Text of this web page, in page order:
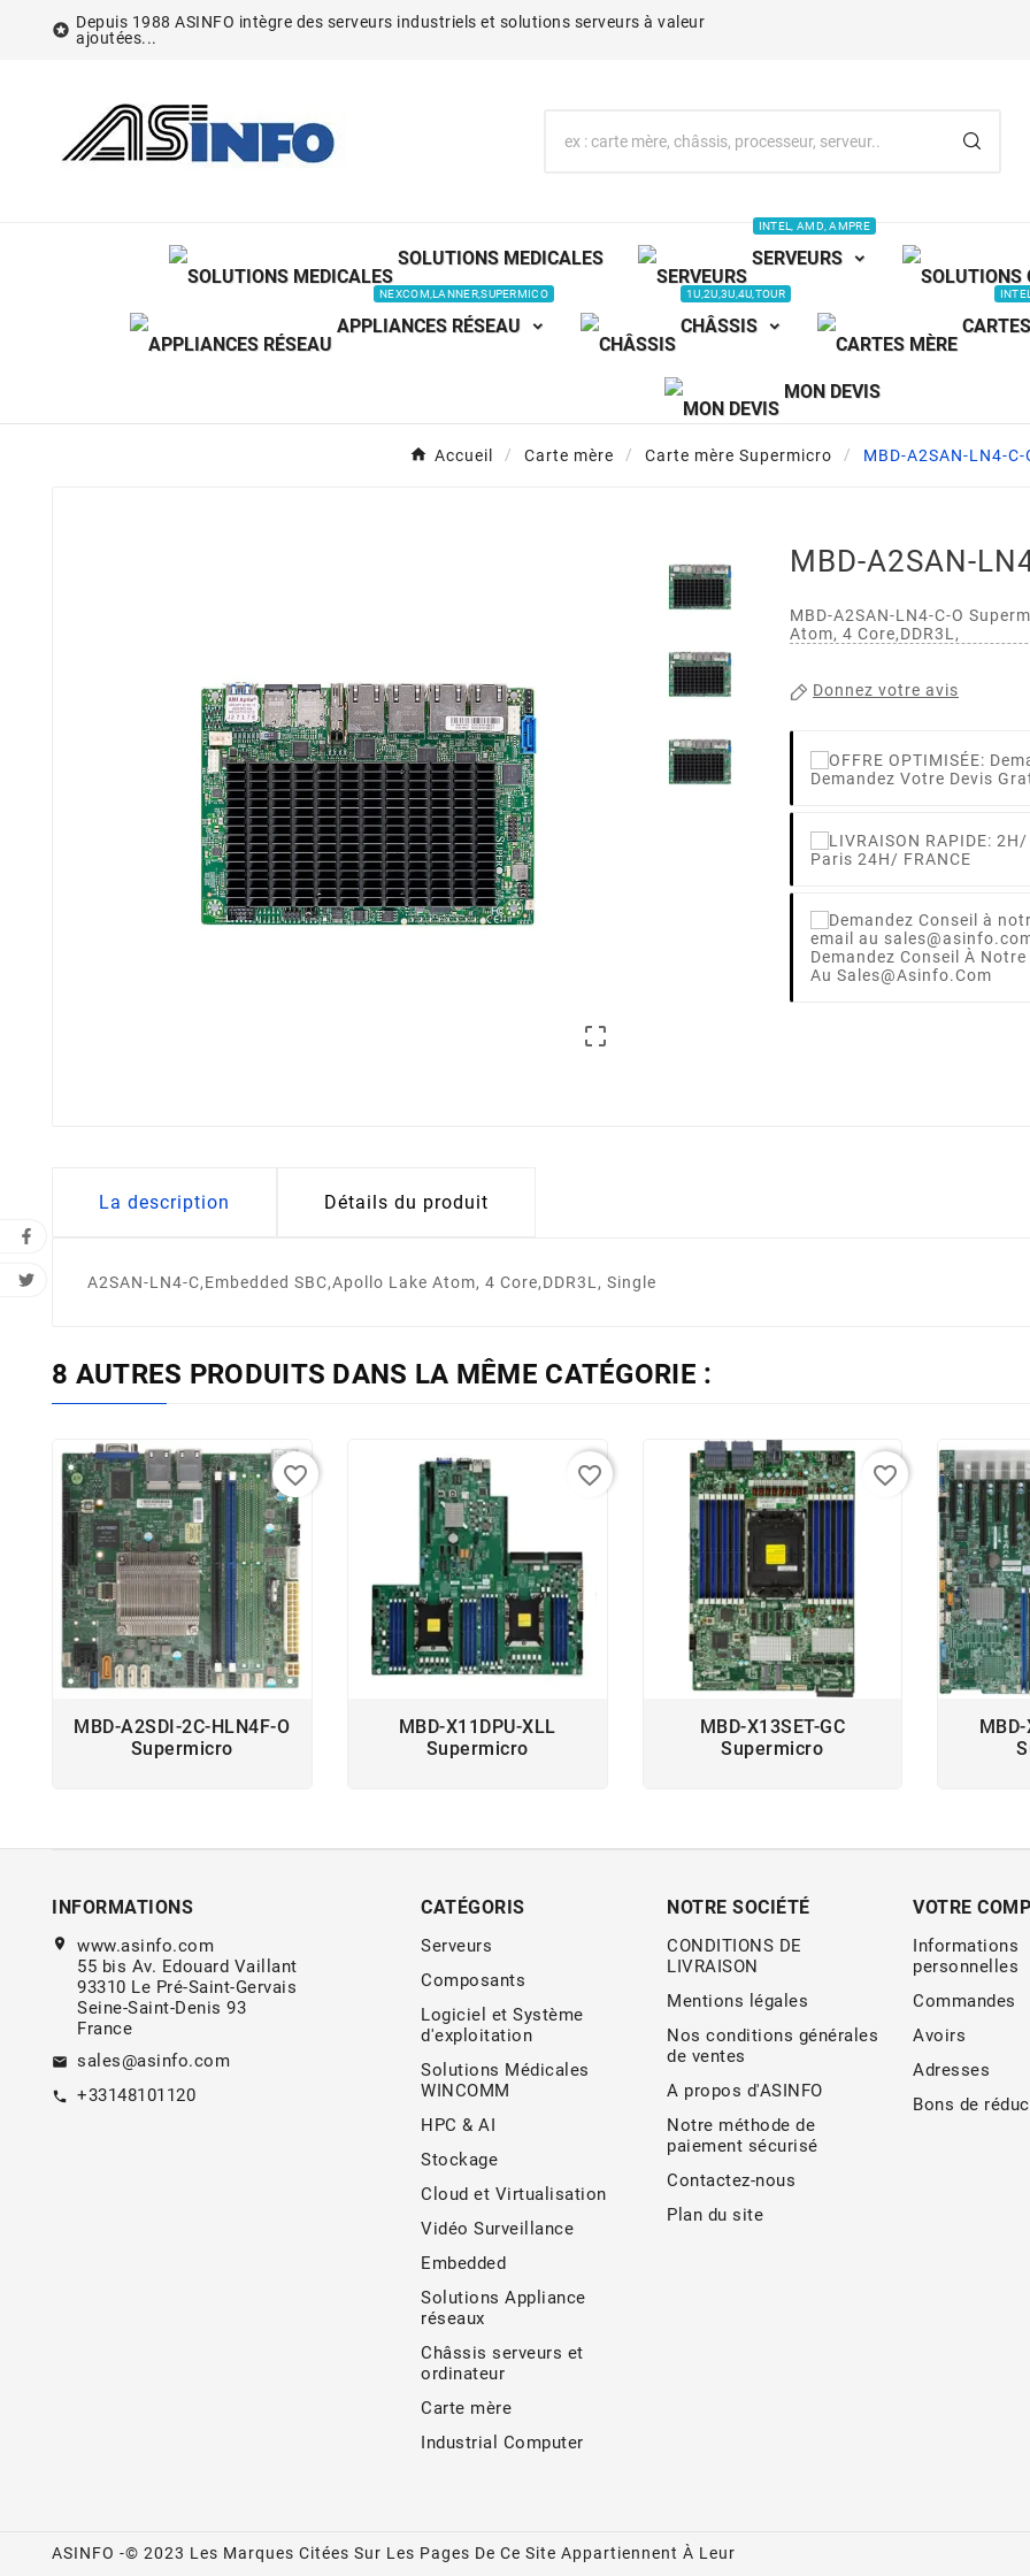
 Depuis 1988 ASINFO intègre des serveurs industriels et solutions serveurs à valeur
ajoutées...
SOLUTIONS MEDICALES SERVEURS
INTEL, AMD, AMPRE
APPLIANCES RÉSEAU
NEXCOM,LANNER,SUPERMICO
CHÂSSIS
1U,2U,3U,4U,TOUR
MON DEVIS
Accueil Carte mère Carte mère Supermicro MBD-A2SAN-LN4-

MBD-A2SAN-
MBD-A2SAN-LN4-C-O
Atom, 4 Core,DDR3L,
Donnez votre avis
Demandez Votre Devis
Paris 24H/ FRANCE
Demandez Conseil À
Au Sales@asinfo.com
La description Détails du produit
A2SAN-LN4-C,Embedded SBC,Apollo Lake Atom, 4 Core,DDR3L, Single
8 AUTRES PRODUITS DANS LA MÊME CATÉGORIE :
MBD-A2SDI-2C-HLN4F-O
Supermicro
favorite_border
MBD-X11DPU-XLL
Supermicro
favorite_border
MBD-X13SET-GC
Supermicro
favorite_border
INFORMATIONS
location_on
www.asinfo.com
55 bis Av. Edouard Vaillant
93310 Le Pré-Saint-Gervais
Seine-Saint-Denis 93
France
email sales@asinfo.com
call +33148101120
CATÉGORIS
Serveurs
Composants
Logiciel et Système
d'exploitation
Solutions Médicales
WINCOMM
HPC & AI
Stockage
Cloud et Virtualisation
Vidéo Surveillance
Embedded
Solutions Appliance
réseaux
Châssis serveurs et
ordinateur
Carte mère
Industrial Computer
NOTRE SOCIÉTÉ
CONDITIONS DE
LIVRAISON
Mentions légales
Nos conditions générales
de ventes
A propos d'ASINFO
Notre méthode de
paiement sécurisé
Contactez-nous
Plan du site
VOTRE
Informations
personnelles
Commandes
Avoirs
Adresses
Bons de
ASINFO -© 2023 Les Marques Citées Sur Les Pages De Ce Site Appartiennent À Leur